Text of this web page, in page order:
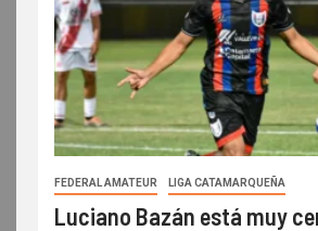
FEDERAL AMATEUR LIGA CATAMARQUEÑA
Luciano Bazán está muy